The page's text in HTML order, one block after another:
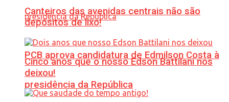
PCB aprova candidatura de Edmilson Costa à
presidência da República
Canteiros das avenidas centrais não são
depósitos de lixo!
Cinco anos que o nosso Edson Battilani nos
deixou!